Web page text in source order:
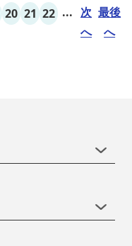
20 21 22 ... 次
へ
最後
へ